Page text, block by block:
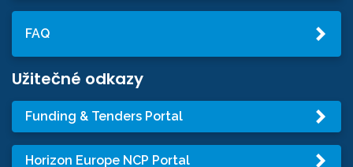
FAQ
Užitečné odkazy
Funding & Tenders Portal
Horizon Europe NCP Portal